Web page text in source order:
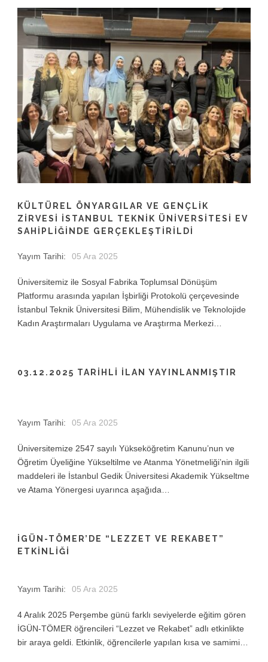
KÜLTÜREL ÖNYARGILAR VE GENÇLİK
ZİRVESİ İSTANBUL TEKNİK ÜNİVERSİTESİ EV
SAHİPLİĞİNDE GERÇEKLEŞTİRİLDİ
Yayım Tarihi: 05 Ara 2025
Üniversitemiz ile Sosyal Fabrika Toplumsal Dönüşüm
Platformu arasında yapılan İşbirliği Protokolü çerçevesinde
İstanbul Teknik Üniversitesi Bilim, Mühendislik ve Teknolojide
Kadın Araştırmaları Uygulama ve Araştırma Merkezi…
03.12.2025 TARIHLI İLAN YAYINLANMIŞTIR
Yayım Tarihi: 05 Ara 2025
Üniversitemize 2547 sayılı Yükseköğretim Kanunu’nun ve
Öğretim Üyeliğine Yükseltilme ve Atanma Yönetmeliği’nin ilgili
maddeleri ile İstanbul Gedik Üniversitesi Akademik Yükseltme
ve Atama Yönergesi uyarınca aşağıda…
İGÜN-TÖMER’DE “LEZZET VE REKABET”
ETKINLIĞI
Yayım Tarihi: 05 Ara 2025
4 Aralık 2025 Perşembe günü farklı seviyelerde eğitim gören
İGÜN-TÖMER öğrencileri “Lezzet ve Rekabet” adlı etkinlikte
bir araya geldi. Etkinlik, öğrencilerle yapılan kısa ve samimi…